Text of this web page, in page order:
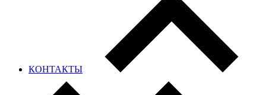
КОНТАКТЫ